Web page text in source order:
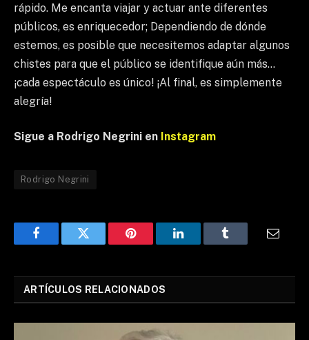
rápido. Me encanta viajar y actuar ante diferentes
públicos, es enriquecedor; Dependiendo de dónde
estemos, es posible que necesitemos adaptar algunos
chistes para que el público se identifique aún más…
¡cada espectáculo es único! ¡Al final, es simplemente
alegría!
Sigue a Rodrigo Negrini en Instagram
Rodrigo Negrini
FacebookTwitter Pinterest LinkedInTumblr
ARTÍCULOS RELACIONADOS